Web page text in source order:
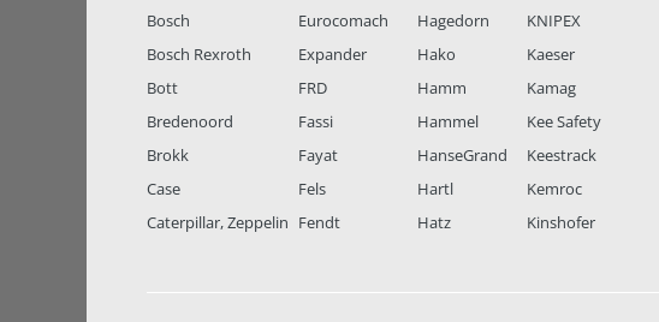
Bosch
Bosch Rexroth
Bott
Bredenoord
Brokk
Case
Caterpillar, Zeppelin
Eurocomach
Expander
FRD
Fassi
Fayat
Fels
Fendt
Hagedorn
Hako
Hamm
Hammel
HanseGrand
Hartl
Hatz
KNIPEX
Kaeser
Kamag
Kee Safety
Keestrack
Kemroc
Kinshofer